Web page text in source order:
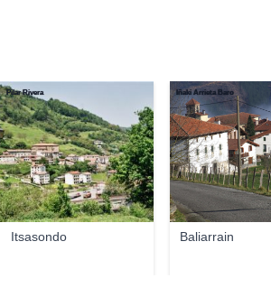
Itsasondo
Pilar Rivera
Baliarrain
Iñaki Arrieta Baro